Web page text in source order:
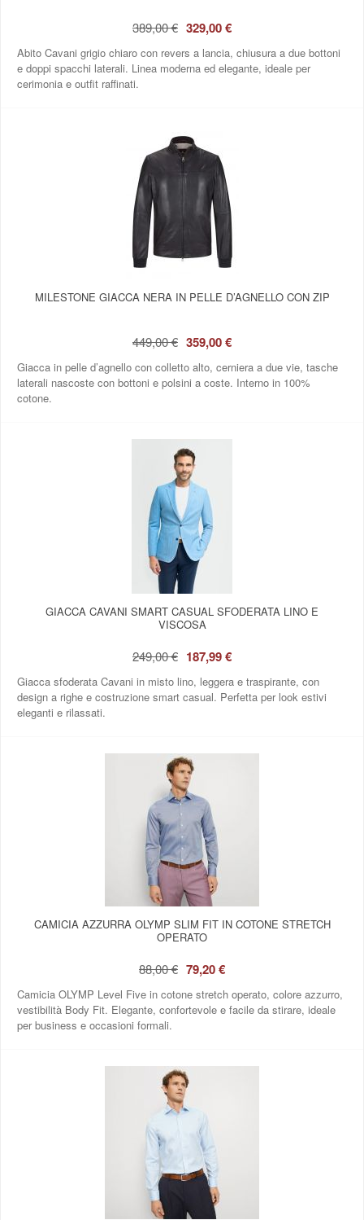
389,00 € 329,00 €
Abito Cavani grigio chiaro con revers a lancia, chiusura a due bottoni
e doppi spacchi laterali. Linea moderna ed elegante, ideale per
cerimonia e outfit raffinati.
MILESTONE GIACCA NERA IN PELLE D’AGNELLO CON ZIP
449,00 € 359,00 €
Giacca in pelle d’agnello con colletto alto, cerniera a due vie, tasche
laterali nascoste con bottoni e polsini a coste. Interno in 100%
cotone.
GIACCA CAVANI SMART CASUAL SFODERATA LINO E
VISCOSA
249,00 € 187,99 €
Giacca sfoderata Cavani in misto lino, leggera e traspirante, con
design a righe e costruzione smart casual. Perfetta per look estivi
eleganti e rilassati.
CAMICIA AZZURRA OLYMP SLIM FIT IN COTONE STRETCH
OPERATO
88,00 € 79,20 €
Camicia OLYMP Level Five in cotone stretch operato, colore azzurro,
vestibilità Body Fit. Elegante, confortevole e facile da stirare, ideale
per business e occasioni formali.